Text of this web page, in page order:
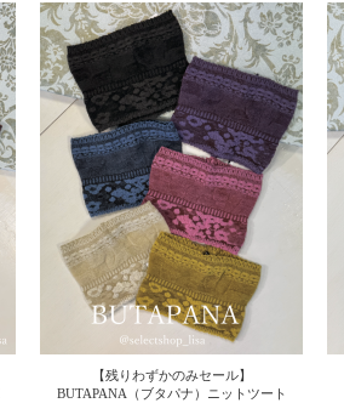
【残りわずかのみセール】
BUTAPANA（ブタパナ）ニットツート